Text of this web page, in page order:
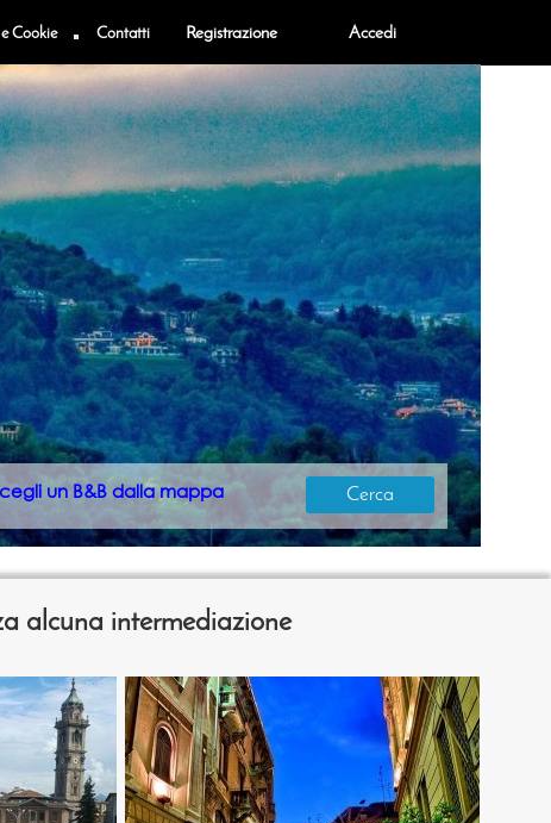
Cookie Contatti
alcuna intermediazione
un B&B dalla mappa
Registrazione Accedi